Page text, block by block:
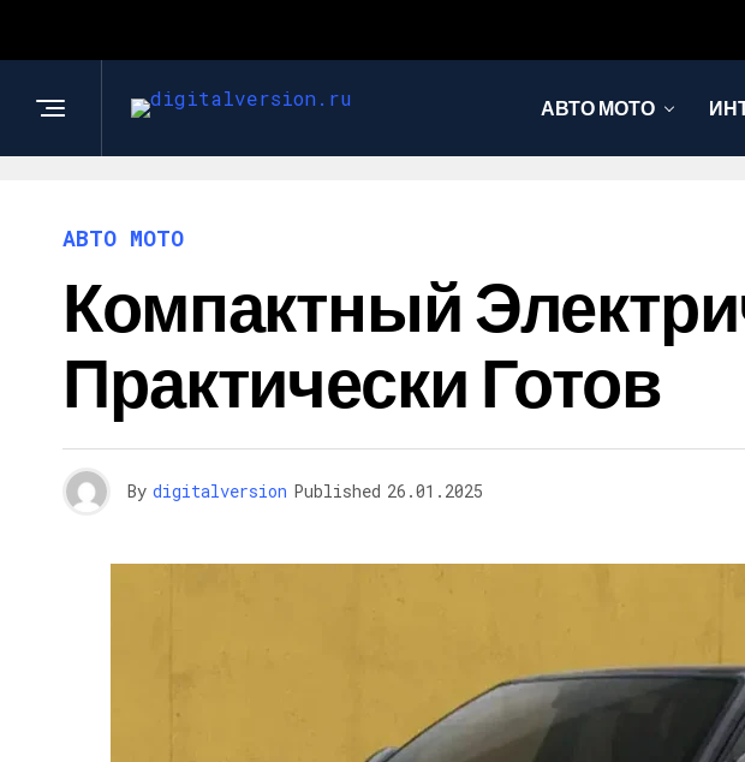
АВТО МОТО
АВТО МОТО
Компактный
Практически Готов
By digitalversion Published 26.01.2025